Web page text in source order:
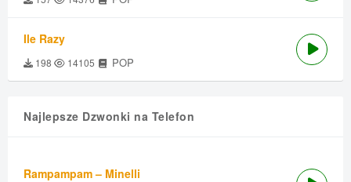
Ile Razy
198 14105 POP
Najlepsze Dzwonki na Telefon
Rampampam – Minelli